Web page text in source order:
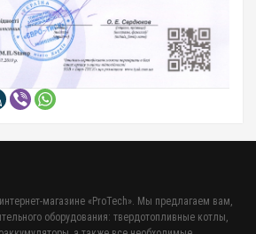
магазине «ProTech». Мы предлагаем вам,
оборудования: твердотопливные котлы,